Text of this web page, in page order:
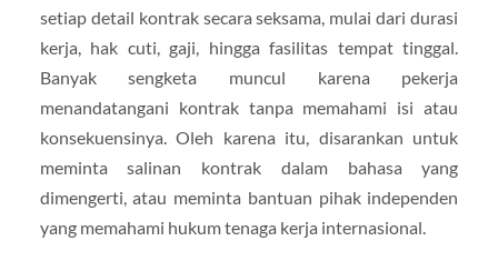
setiap detail kontrak secara seksama, mulai dari durasi
kerja, hak cuti, gaji, hingga fasilitas tempat tinggal.
Banyak sengketa muncul karena pekerja
menandatangani kontrak tanpa memahami isi atau
konsekuensinya. Oleh karena itu, disarankan untuk
meminta salinan kontrak dalam bahasa yang
dimengerti, atau meminta bantuan pihak independen
yang memahami hukum tenaga kerja internasional.